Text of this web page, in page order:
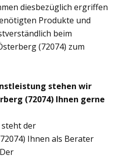
diesbezüglich ergriffen
Produkte und
beim
(72074) zum
stehen wir
(72074) Ihnen gerne
der
Ihnen als Berater